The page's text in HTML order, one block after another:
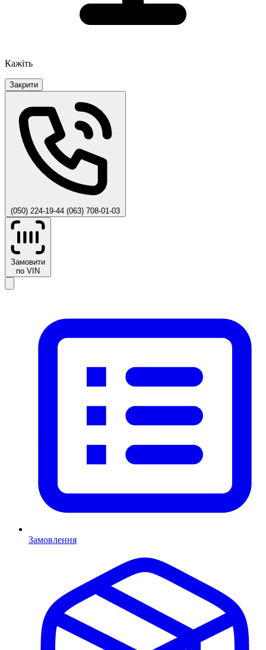
Кажіть
Закрити
(050) 224-19-44 (063) 708-01-03
Замовити
по VIN
Замовлення